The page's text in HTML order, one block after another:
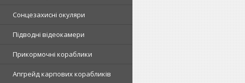
Сонцезахисні окуляри
Підводні відеокамери
Прикормочні кораблики
Апгрейд карпових корабликів